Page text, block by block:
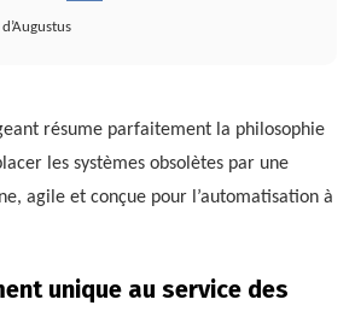
résume parfaitement la philosophie
les systèmes obsolètes par une
agile et conçue pour l’automatisation à
unique au service des